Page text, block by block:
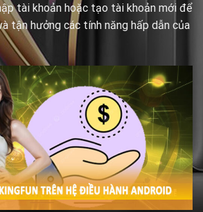
tài khoản hoặc tạo tài khoản mới để
tận hưởng các tính năng hấp dẫn của